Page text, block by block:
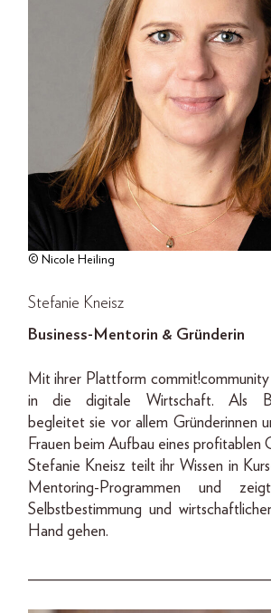
© Nicole Heiling
Stefanie Kneisz
Business-Mentorin & Gründerin
Mit ihrer Plattform
in die digitale Wirtschaft. Als
begleitet sie vor allem Gründerinnen
Frauen beim Aufbau eines profitablen
Stefanie Kneisz teilt ihr Wissen in
Mentoring-Programmen und
Selbstbestimmung und
Hand gehen.